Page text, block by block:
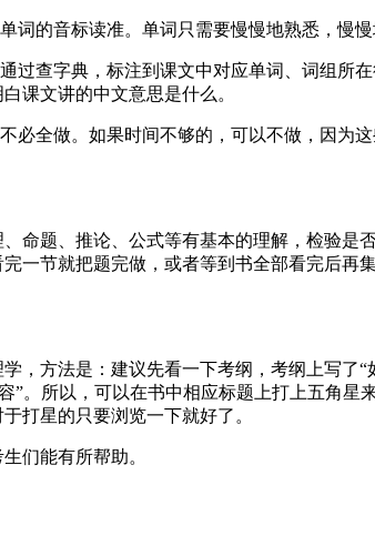
的音标读准。单词只需要慢慢地熟悉，慢慢
查字典，标注到课文中对应单词、词组所
课文讲的中文意思是什么。
全做。如果时间不够的，可以不做，因为
命题、推论、公式等有基本的理解，检验是
一节就把题完做，或者等到书全部看完后再
，方法是：建议先看一下考纲，考纲上写了
。所以，可以在书中相应标题上打上五角
打星的只要浏览一下就好了。
们能有所帮助。